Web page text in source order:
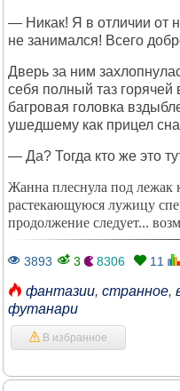
— Никак! Я в отличии от
не занимался! Всего
Дверь за ним
себя полный таз
багровая головка
ушедшему как прицел
— Да? Тогда кто же это
Жанна плеснула под
растекающуюся лужицу
продолжение следует...
3893 3 8306 11
фантазии, странное,
футанари
В избранное